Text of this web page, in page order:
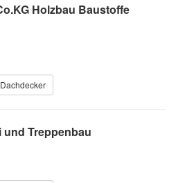
Holzbau Baustoffe
und Treppenbau